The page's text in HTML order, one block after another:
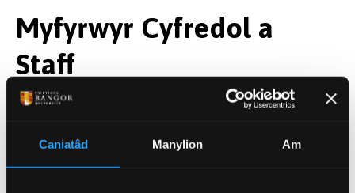
Caniatâd Manylion Am
Myfyrwyr Cyfredol a
Staff
Ceir gwybodaeth lawn am ein modiwlau yn y